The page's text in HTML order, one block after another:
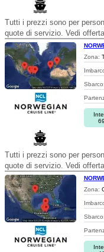
Tutti i prezzi sono per
quote di servizio. Vedi
Zona:
Sbarco:
Tutti i prezzi sono per
quote di servizio. Vedi
Zona:
Sbarco: